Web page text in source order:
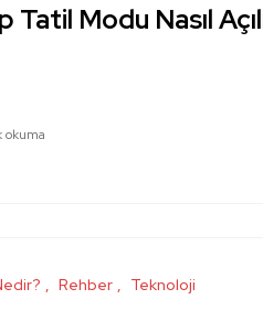
Modu Nasıl
okuma
Rehber Teknoloji